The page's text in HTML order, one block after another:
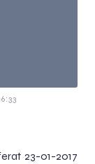
23-01-2017